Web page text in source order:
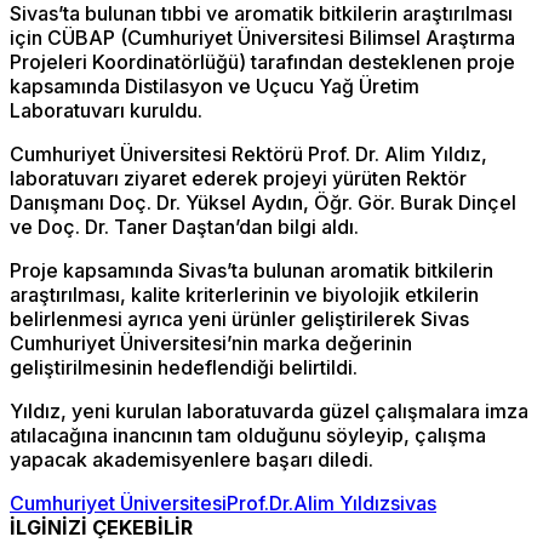
Sivas’ta bulunan tıbbi ve aromatik bitkilerin araştırılması
için CÜBAP (Cumhuriyet Üniversitesi Bilimsel Araştırma
Projeleri Koordinatörlüğü) tarafından desteklenen proje
kapsamında Distilasyon ve Uçucu Yağ Üretim
Laboratuvarı kuruldu.
Cumhuriyet Üniversitesi Rektörü Prof. Dr. Alim Yıldız,
laboratuvarı ziyaret ederek projeyi yürüten Rektör
Danışmanı Doç. Dr. Yüksel Aydın, Öğr. Gör. Burak Dinçel
ve Doç. Dr. Taner Daştan’dan bilgi aldı.
Proje kapsamında Sivas’ta bulunan aromatik bitkilerin
araştırılması, kalite kriterlerinin ve biyolojik etkilerin
belirlenmesi ayrıca yeni ürünler geliştirilerek Sivas
Cumhuriyet Üniversitesi’nin marka değerinin
geliştirilmesinin hedeflendiği belirtildi.
Yıldız, yeni kurulan laboratuvarda güzel çalışmalara imza
atılacağına inancının tam olduğunu söyleyip, çalışma
yapacak akademisyenlere başarı diledi.
Cumhuriyet ÜniversitesiProf.Dr.Alim Yıldızsivas
İLGİNİZİ ÇEKEBİLİR